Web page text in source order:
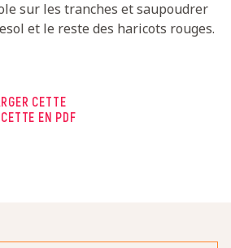
sur les tranches et saupoudrer
et le reste des haricots rouges.
CETTE
EN PDF